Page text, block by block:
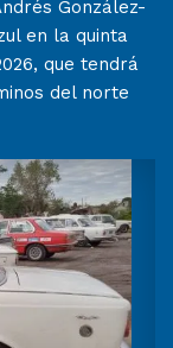
González-
en la quinta
que tendrá
del norte